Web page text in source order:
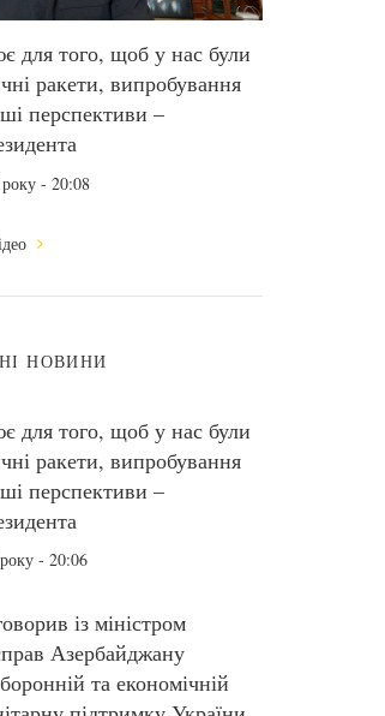
для того, щоб у нас були
ракети, випробування
перспективи –
- 20:08
НОВИНИ
для того, щоб у нас були
ракети, випробування
перспективи –
- 20:06
із міністром
Азербайджану
та економічній